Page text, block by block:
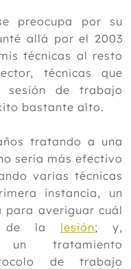
preocupa por su
allá por el 2003
técnicas al resto
técnicas que
sesión de trabajo
bastante alto.
tratando a una
sería más efectivo
varias técnicas
instancia, un
para averiguar cuál
de la lesión; y,
un tratamiento
de trabajo